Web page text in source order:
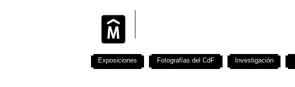
Exposiciones Fotografías del CdF Investigación